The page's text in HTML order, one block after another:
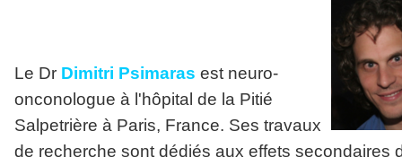
Le Dr Dimitri Psimaras est neuro-
onconologue à l'hôpital de la Pitié
Salpetrière à Paris, France. Ses travaux
de recherche sont dédiés aux effets secondaires